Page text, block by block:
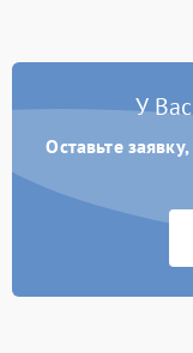
Образование
Сбой в работе
работе
У
Оставьте